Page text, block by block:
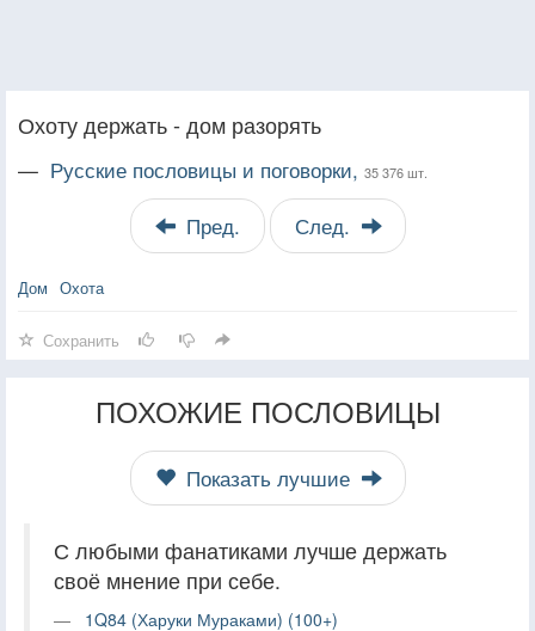
Охоту держать - дом разорять
— Русские пословицы и поговорки, 35 376 шт.
Пред. След.
Дом Охота
Сохранить
ПОХОЖИЕ ПОСЛОВИЦЫ
Показать лучшие
С любыми фанатиками лучше держать
своё мнение при себе.
1Q84 (Харуки Мураками) (100+)